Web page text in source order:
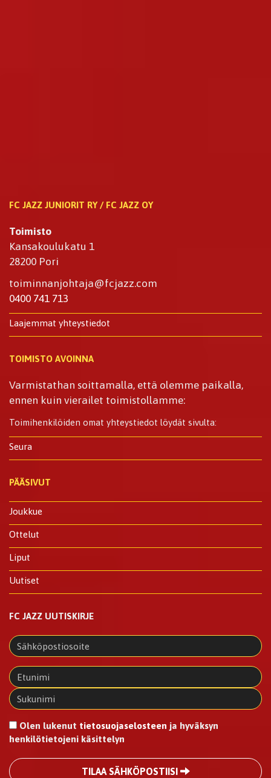
FC JAZZ JUNIORIT RY / FC JAZZ OY
Toimisto
Kansakoulukatu 1
28200 Pori
toiminnanjohtaja@fcjazz.com
0400 741 713
Laajemmat yhteystiedot
TOIMISTO AVOINNA
Varmistathan soittamalla, että olemme paikalla,
ennen kuin vierailet toimistollamme:
Toimihenkilöiden omat yhteystiedot löydät sivulta:
Seura
PÄÄSIVUT
Joukkue
Ottelut
Liput
Uutiset
FC JAZZ UUTISKIRJE
Olen lukenut tietosuojaselosteen ja hyväksyn
henkilötietojeni käsittelyn
TILAA SÄHKÖPOSTIISI